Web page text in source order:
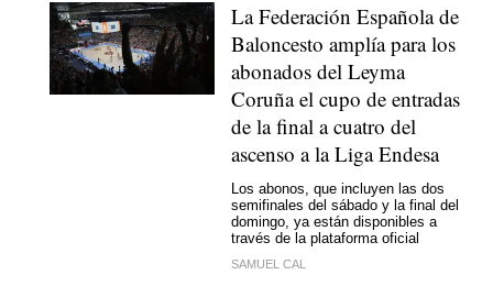
La Federación Española de
Baloncesto amplía para los
abonados del Leyma
Coruña el cupo de entradas
de la final a cuatro del
ascenso a la Liga Endesa
Los abonos, que incluyen las dos
semifinales del sábado y la final del
domingo, ya están disponibles a
través de la plataforma oficial
SAMUEL CAL